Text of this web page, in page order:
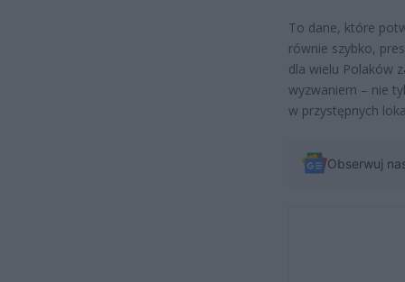
To dane, które
równie szybko,
dla wielu Polaków
wyzwaniem – nie
w przystępnych
Obserwuj